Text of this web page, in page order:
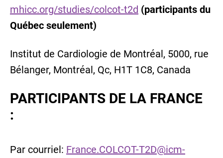
mhicc.org/studies/colcot-t2d (participants du
Québec seulement)
Institut de Cardiologie de Montréal, 5000, rue
Bélanger, Montréal, Qc, H1T 1C8, Canada
PARTICIPANTS DE LA FRANCE
:
Par courriel: France.COLCOT-T2D@icm-